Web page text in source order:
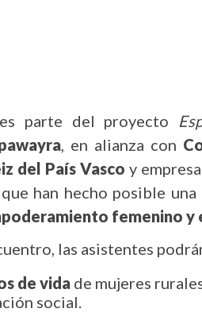
parte del proyecto
, en alianza con
del País Vasco y
han hecho posible
femenino y
las asistentes
de vida de mujeres
social.